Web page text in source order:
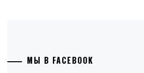
МЫ В FACEBOOK